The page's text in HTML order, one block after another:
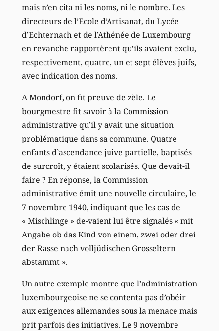
mais n’en cita ni les noms, ni le nombre. Les
directeurs de l’Ecole d’Artisanat, du Lycée
d’Echternach et de l’Athénée de Luxembourg
en revanche rapportèrent qu’ils avaient exclu,
respectivement, quatre, un et sept élèves juifs,
avec indication des noms.
A Mondorf, on fit preuve de zèle. Le
bourgmestre fit savoir à la Commission
administrative qu’il y avait une situation
problématique dans sa commune. Quatre
enfants d`ascendance juive partielle, baptisés
de surcroît, y étaient scolarisés. Que devait-il
faire ? En réponse, la Commission
administrative émit une nouvelle circulaire, le
7 novembre 1940, indiquant que les cas de
« Mischlinge » de-vaient lui être signalés « mit
Angabe ob das Kind von einem, zwei oder drei
der Rasse nach volljüdischen Grosseltern
abstammt ».
Un autre exemple montre que l’administration
luxembourgeoise ne se contenta pas d’obéir
aux exigences allemandes sous la menace mais
prit parfois des initiatives. Le 9 novembre